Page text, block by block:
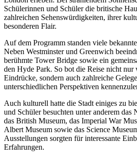
Schülerinnen und Schüler die britische
zahlreichen Sehenswürdigkeiten, ihrer
besonderen Flair.
Auf dem Programm standen viele
Neben Westminster und Greenwich
berühmte Tower Bridge sowie ein
den Hyde Park. So bot die Reise nicht nur
Eindrücke, sondern auch zahlreiche
unterschiedlichen Perspektiven
Auch kulturell hatte die Stadt einiges zu
und Schüler besuchten unter anderem
das British Museum, das Imperial War
Albert Museum sowie das Science
Ausstellungen sorgten für interessante
Erfahrungen.